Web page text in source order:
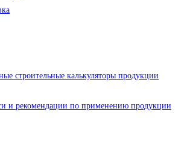
строительные калькуляторы продукции
и рекомендации по применению продукции